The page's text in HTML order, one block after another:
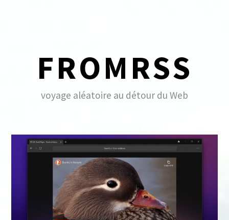
FROMRSS
voyage aléatoire au détour du Web